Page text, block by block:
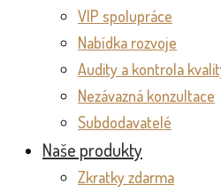
VIP spolupráce
Nabídka rozvoje
Audity a kontrola
Nezávazná konzultace
Subdodavatelé
Naše produkty
Zkratky zdarma